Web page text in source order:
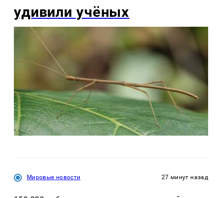
удивили учёных
Мировые новости 27 минут назад